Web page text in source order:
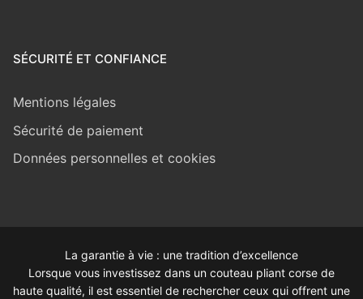
SÉCURITÉ ET CONFIANCE
Mentions légales
Sécurité de paiement
Données personnelles et cookies
La garantie à vie : une tradition d’excellence
Lorsque vous investissez dans un couteau pliant corse de
haute qualité, il est essentiel de rechercher ceux qui offrent une